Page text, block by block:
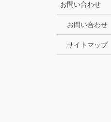
お問い合わせ
お問い合わせ
サイトマップ